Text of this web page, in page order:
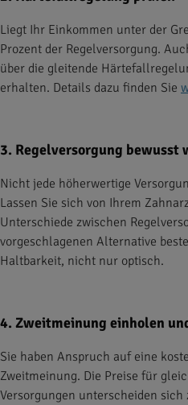
Liegt Ihr Einkommen unter der
Prozent der Regelversorgung.
über die gleitende
erhalten. Details dazu finden Sie
3. Regelversorgung bewusst
Nicht jede höherwertige
Lassen Sie sich von Ihrem
Unterschiede zwischen
vorgeschlagenen Alternative
Haltbarkeit, nicht nur optisch.
4. Zweitmeinung einholen
Sie haben Anspruch auf eine
Zweitmeinung. Die Preise für
Versorgungen unterscheiden